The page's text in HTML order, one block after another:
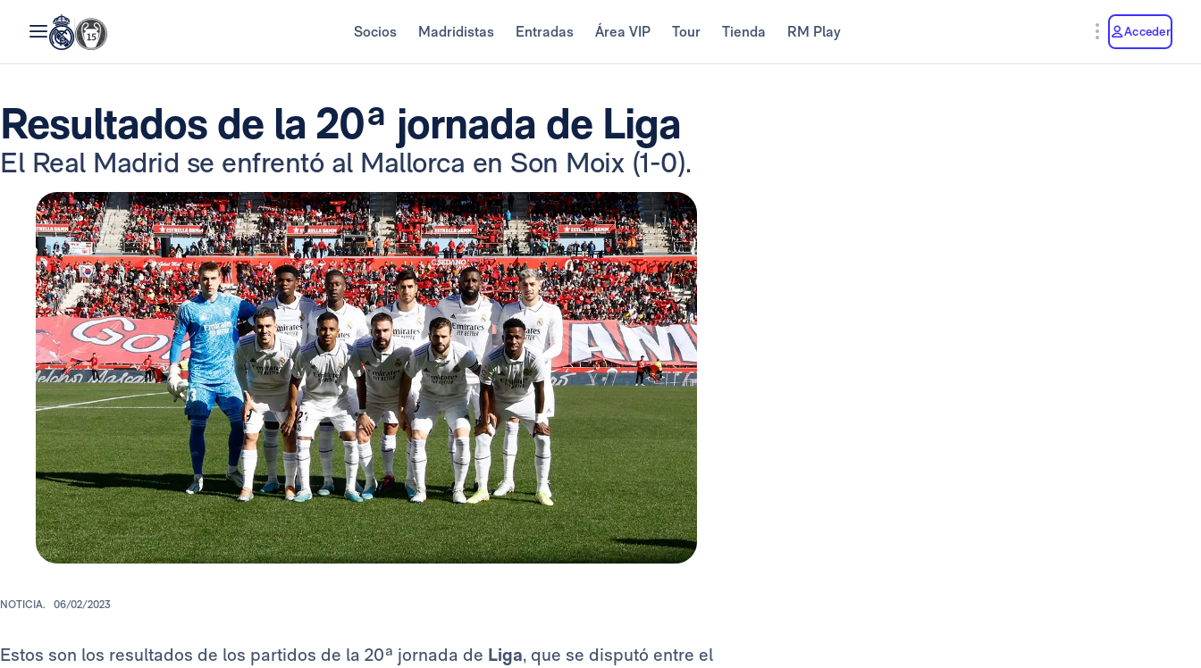
Socios Madridistas Entradas Área VIP Tour Tienda RM Play Acceder
Resultados de la 20ª jornada de Liga
El Real Madrid se enfrentó al Mallorca en Son Moix (1-0).
NOTICIA. 06/02/2023
Estos son los resultados de los partidos de la 20ª jornada de Liga, que se disputó entre el